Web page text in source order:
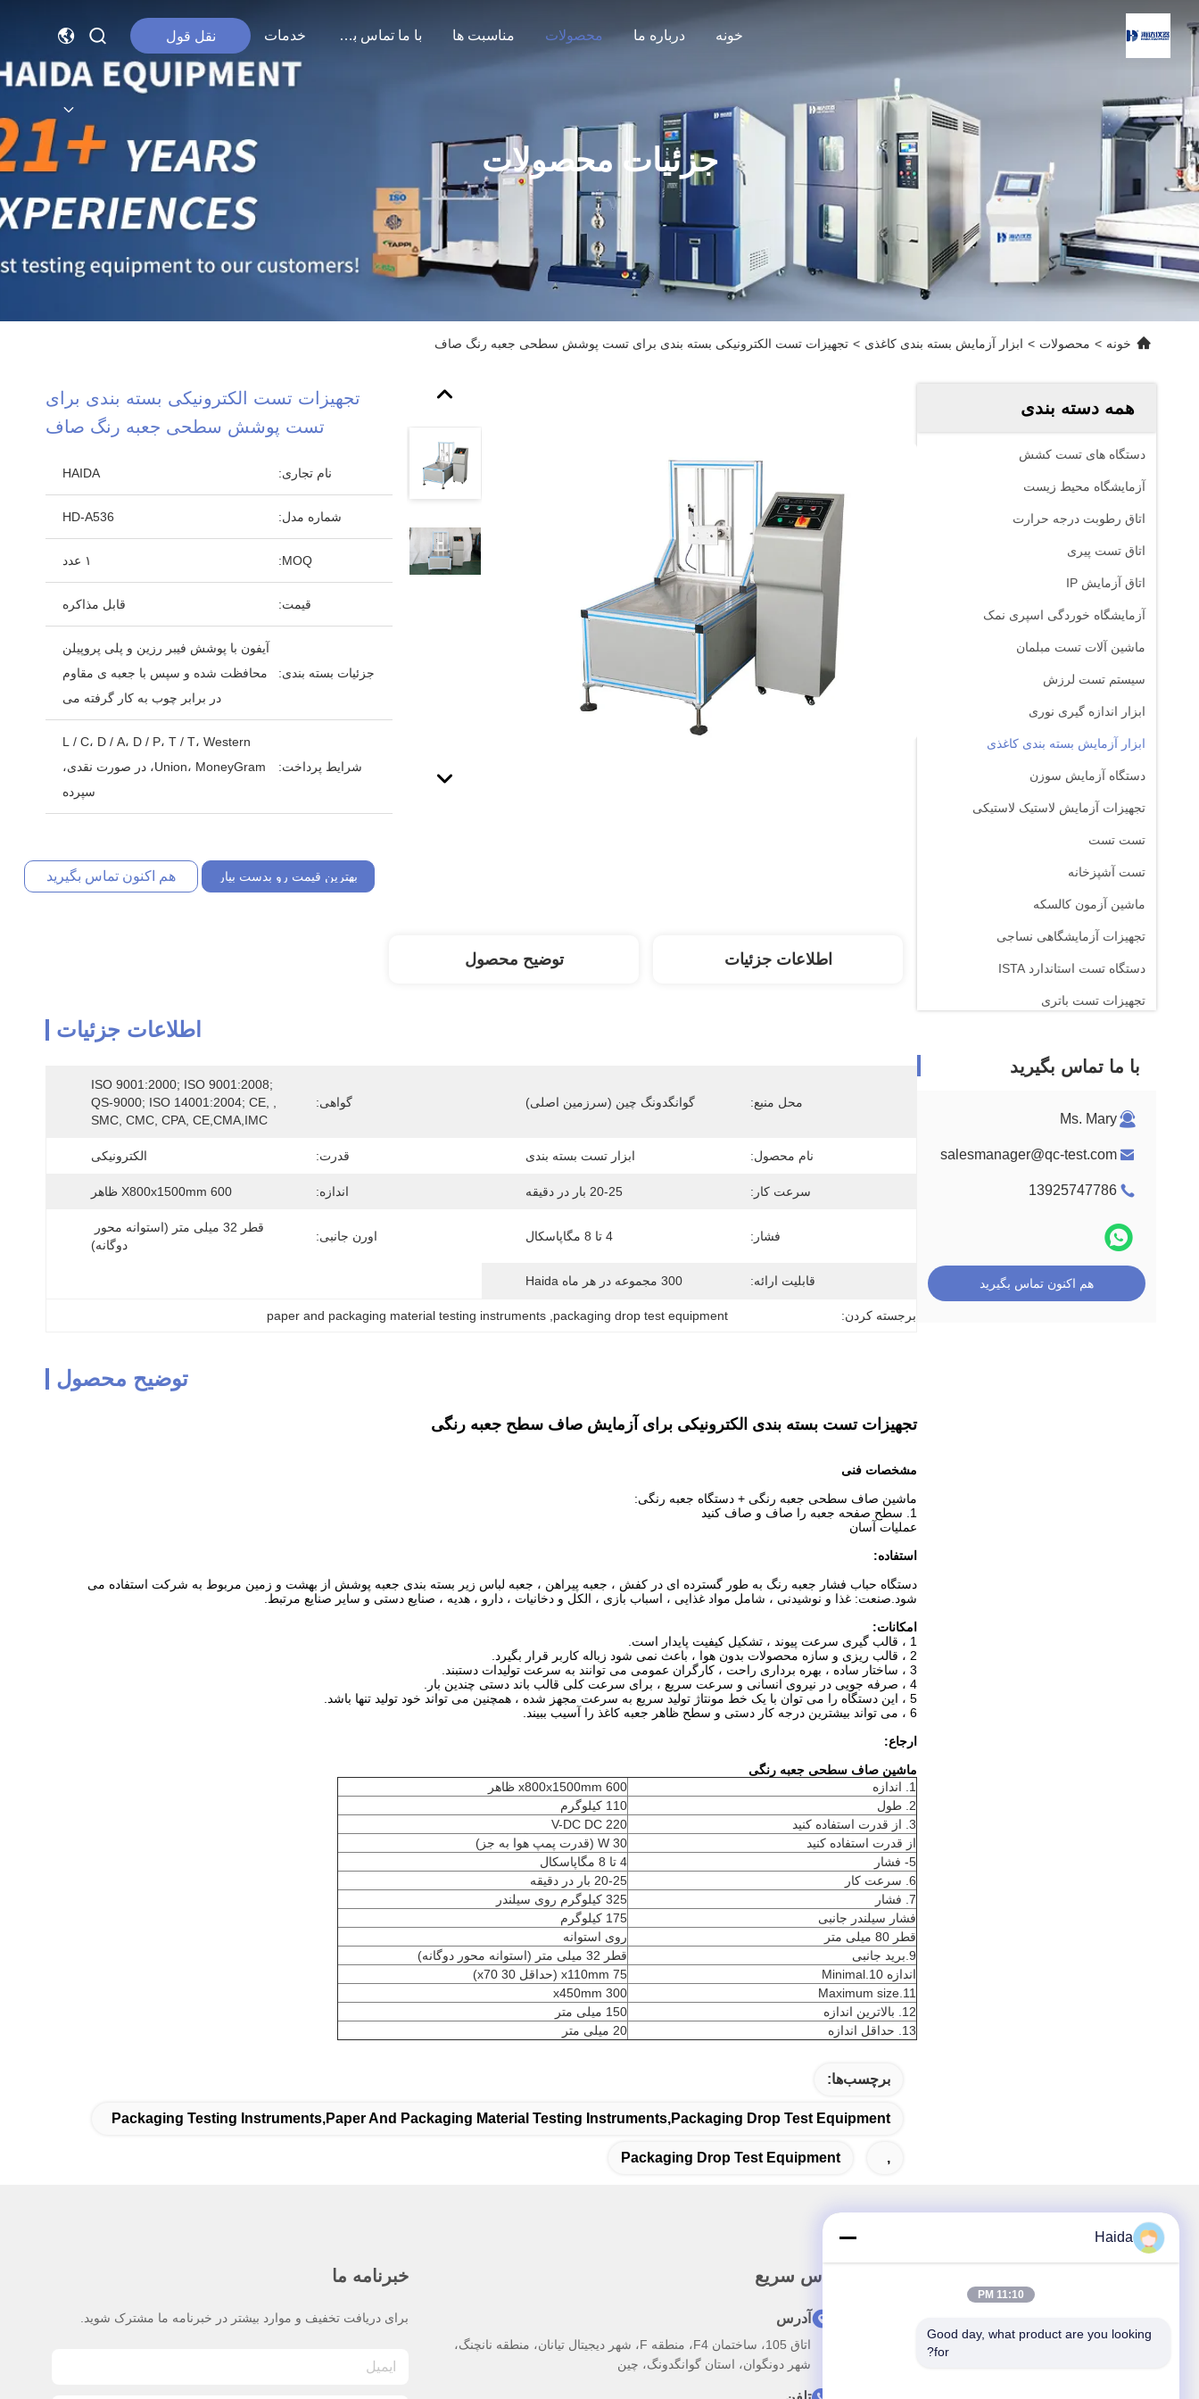
خونه درباره ما محصولات مناسبت ها با ما تماس بگیرید خدمات نقل قول
جزئیات محصولات
خونه > محصولات > ابزار آزمایش بسته بندی کاغذی > تجهیزات تست الکترونیکی بسته بندی برای تست پوشش سطحی جعبه رنگ صاف
همه دسته بندی
دستگاه های تست کشش
آزمایشگاه محیط زیست
اتاق رطوبت درجه حرارت
اتاق تست پیری
اتاق آزمایش IP
آزمایشگاه خوردگی اسپری نمک
ماشین آلات تست مبلمان
سیستم تست لرزش
ابزار اندازه گیری نوری
ابزار آزمایش بسته بندی کاغذی
دستگاه آزمایش سوزن
تجهیزات آزمایش لاستیک لاستیکی
تست تست
تست آشپزخانه
ماشین آزمون کالسکه
تجهیزات آزمایشگاهی نساجی
دستگاه تست استاندارد ISTA
تجهیزات تست باتری
تجهیزات آزمایش قابل احتراق
با ما تماس بگیرید
Ms. Mary
salesmanager@qc-test.com
13925747786
هم اکنون تماس بگیرید
تجهیزات تست الکترونیکی بسته بندی برای
تست پوشش سطحی جعبه رنگ صاف
نام تجاری: HAIDA
شماره مدل: HD-A536
MOQ: ۱ عدد
قیمت: قابل مذاکره
جزئیات بسته بندی:
آیفون با پوشش فیبر رزین و پلی پروپیلن
محافظت شده و سپس با جعبه ی مقاوم
در برابر چوب به کار گرفته می
شرایط پرداخت:
L / C، D / A، D / P، T / T، Western
Union، MoneyGram، در صورت نقدی،
سپرده
بهترین قیمت رو بدست بیار هم اکنون تماس بگیرید
اطلاعات جزئیات توضیح محصول
اطلاعات جزئیات
محل منبع: گوانگدونگ چین (سرزمین اصلی) گواهی:
ISO 9001:2000; ISO 9001:2008;
QS-9000; ISO 14001:2004; CE, ,
SMC, CMC, CPA, CE,CMA,IMC
نام محصول: ابزار تست بسته بندی قدرت: الکترونیکی
سرعت کار: 20-25 بار در دقیقه اندازه: 600 X800x1500mm ظاهر
فشار: 4 تا 8 مگاپاسکال اورن جانبی:
دوگانه)
قابلیت ارائه: 300 مجموعه در هر ماه Haida
برجسته کردن: packaging drop test equipment
,
paper and packaging material testing instruments
توضیح محصول
تجهیزات تست بسته بندی الکترونیکی برای آزمایش صاف سطح جعبه رنگی
مشخصات فنی
ماشین صاف سطحی جعبه رنگی + دستگاه جعبه رنگی:
1. سطح صفحه جعبه را صاف و صاف کنید
عملیات آسان
استفاده:
دستگاه حباب فشار جعبه رنگ به طور گسترده ای در کفش ، جعبه پیراهن ، جعبه لباس زیر بسته بندی جعبه پوشش از بهشت ​​و زمین مربوط به شرکت استفاده می
شود.صنعت: غذا و نوشیدنی ، شامل مواد غذایی ، اسباب بازی ، الکل و دخانیات ، دارو ، هدیه ، صنایع دستی و سایر صنایع مرتبط.
امکانات:
1 ، قالب گیری سرعت پیوند ، تشکیل کیفیت پایدار است.
2 ، قالب ریزی و سازه محصولات بدون هوا ، باعث نمی شود زباله کاربر قرار بگیرد.
3 ، ساختار ساده ، بهره برداری راحت ، کارگران عمومی می توانند به سرعت تولیدات دستبند.
4 ، صرفه جویی در نیروی انسانی و سرعت سریع ، برای سرعت کلی قالب باند دستی چندین بار.
5 ، این دستگاه را می توان با یک خط مونتاژ تولید سریع به سرعت مجهز شده ، همچنین می تواند خود تولید تنها باشد.
6 ، می تواند بیشترین درجه کار دستی و سطح ظاهر جعبه کاغذ را آسیب ببیند.
ارجاع:
ماشین صاف سطحی جعبه رنگی
1. اندازه
600 x800x1500mm ظاهر
2. طول
110 کیلوگرم
3. از قدرت استفاده کنید
220 V-DC DC
از قدرت استفاده کنید
30 W (قدرت پمپ هوا به جز)
5- فشار
4 تا 8 مگاپاسکال
6. سرعت کار
20-25 بار در دقیقه
7. فشار
325 کیلوگرم روی سیلندر
فشار سیلندر جانبی
175 کیلوگرم
قطر 80 میلی متر
روی استوانه
9.برید جانبی
قطر 32 میلی متر (استوانه محور دوگانه)
اندازه 10.Minimal
75 x110mm (حداقل x70 30)
11.Maximum size
300 x450mm
12. بالاترین اندازه
150 میلی متر
13. حداقل اندازه
20 میلی متر
برچسب‌ها:
Packaging Testing Instruments,paper And Packaging Material Testing Instruments,packaging Drop Test Equipment
,
Packaging Drop Test Equipment
تماس سریع
آدرس
اتاق 105، ساختمان F4، منطقه F، شهر دیجیتال تیانان، منطقه نانچنگ،
شهر دونگوان، استان گوانگدونگ، چین
خبرنامه ما
برای دریافت تخفیف و موارد بیشتر در خبرنامه ما مشترک شوید.
Haida
11:10 PM
Good day, what product are you looking
for?